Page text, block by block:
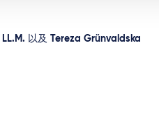
以及 Tereza Grünvaldska